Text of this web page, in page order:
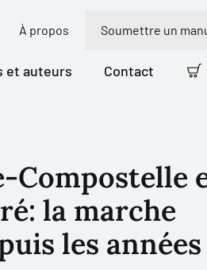
À propos Soumettre un
et auteurs Contact
Compostelle
la marche
les années